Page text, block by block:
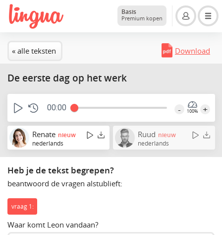
Basis
Premium kopen
« alle teksten Download
De eerste dag op het werk
00:00 - 100% +
Renate nieuw
nederlands
Ruud nieuw
nederlands
Heb je de tekst begrepen?
beantwoord de vragen alstublieft:
vraag 1:
Waar komt Leon vandaan?